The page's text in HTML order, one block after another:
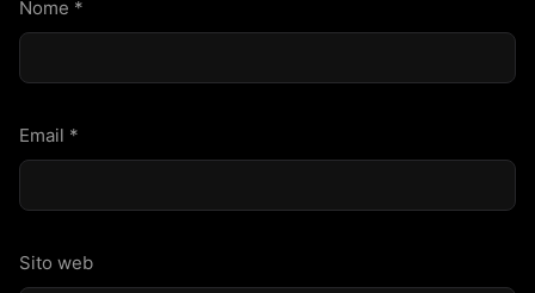
Nome *
Email *
Sito web